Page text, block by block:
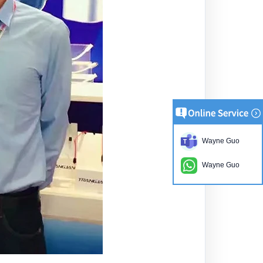
Wayne Guo
Wayne Guo